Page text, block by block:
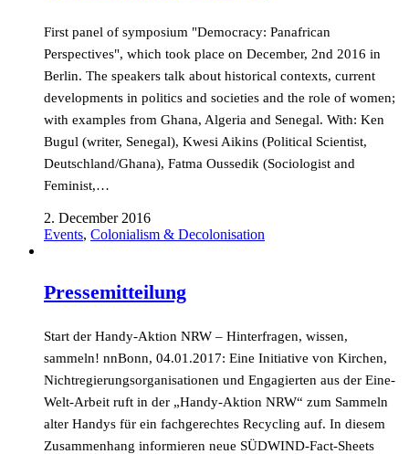
First panel of symposium "Democracy: Panafrican
Perspectives", which took place on December, 2nd 2016 in
Berlin. The speakers talk about historical contexts, current
developments in politics and societies and the role of women;
with examples from Ghana, Algeria and Senegal. With: Ken
Bugul (writer, Senegal), Kwesi Aikins (Political Scientist,
Deutschland/Ghana), Fatma Oussedik (Sociologist and
Feminist,…
2. December 2016
Events, Colonialism & Decolonisation
Pressemitteilung
Start der Handy-Aktion NRW – Hinterfragen, wissen,
sammeln! nnBonn, 04.01.2017: Eine Initiative von Kirchen,
Nichtregierungsorganisationen und Engagierten aus der Eine-
Welt-Arbeit ruft in der „Handy-Aktion NRW“ zum Sammeln
alter Handys für ein fachgerechtes Recycling auf. In diesem
Zusammenhang informieren neue SÜDWIND-Fact-Sheets